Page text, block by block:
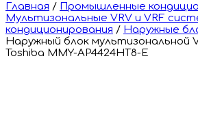
Главная / Промышленные
Мультизональные VRV и VRF
кондиционирования / Наружные
Наружный блок мультизональной
Toshiba MMY-AP4424HT8-E